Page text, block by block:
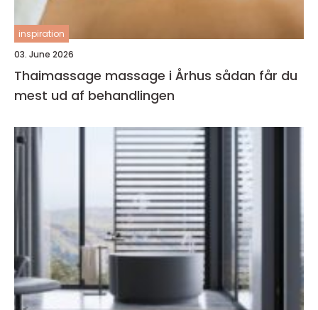
inspiration
03. June 2026
Thaimassage massage i Århus sådan får du
mest ud af behandlingen